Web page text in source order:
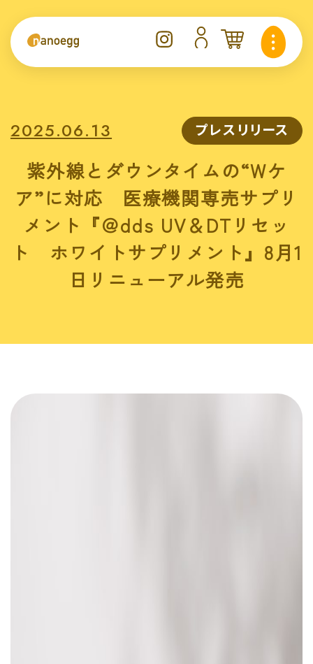
2025.06.13 プレスリリース
紫外線とダウンタイムの“Wケ
ア”に対応 医療機関専売サプリ
メント『＠dds UV＆DTリセッ
ト ホワイトサプリメント』8月1
日リニューアル発売